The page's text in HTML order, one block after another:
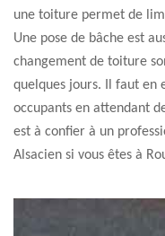
une toiture permet de
Une pose de bâche est
changement de toiture
quelques jours. Il faut en
occupants en attendant
est à confier à un
Alsacien si vous êtes à